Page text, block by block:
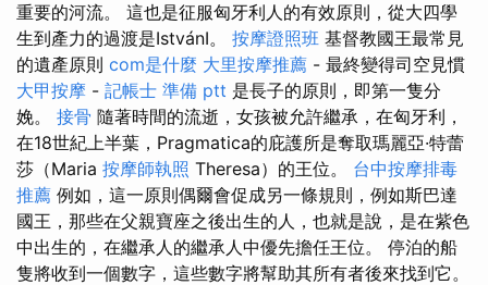
重要的河流。 這也是征服匈牙利人的有效原則，從大四學
生到產力的過渡是IstvánI。 按摩證照班 基督教國王最常見
的遺產原則 com是什麼 大里按摩推薦 - 最終變得司空見慣
大甲按摩 - 記帳士 準備 ptt 是長子的原則，即第一隻分
娩。 接骨 隨著時間的流逝，女孩被允許繼承，在匈牙利，
在18世紀上半葉，Pragmatica的庇護所是奪取瑪麗亞·特蕾
莎（Maria 按摩師執照 Theresa）的王位。 台中按摩排毒
推薦 例如，這一原則偶爾會促成另一條規則，例如斯巴達
國王，那些在父親寶座之後出生的人，也就是說，是在紫色
中出生的，在繼承人的繼承人中優先擔任王位。 停泊的船
隻將收到一個數字，這些數字將幫助其所有者後來找到它。